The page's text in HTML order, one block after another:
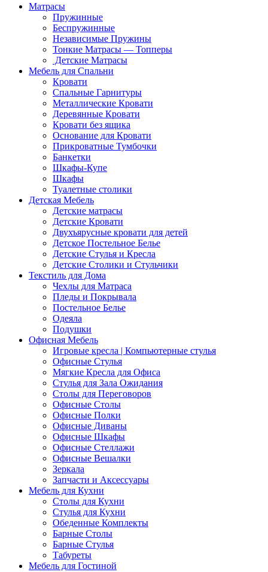
Матрасы
Пружинные
Беспружинные
Независимые Пружины
Тонкие Матрасы — Топперы
Детские Матрасы
Мебель для Спальни
Кровати
Спальные Гарнитуры
Металлические Кровати
Деревянные Кровати
Кровати без ящика
Основание для Кровати
Прикроватные Тумбочки
Банкетки
Шкафы-Купе
Шкафы
Туалетные столики
Детская Мебель
Детские матрасы
Детские Кровати
Двухъярусные кровати для детей
Детское Постельное Белье
Детские Стулья и Кресла
Детские Столики и Стульчики
Текстиль для Дома
Чехлы для Матраса
Пледы и Покрывала
Постельное Белье
Одеяла
Подушки
Офисная Мебель
Игровые кресла | Компьютерные стулья
Офисные Стулья
Мягкие Кресла для Офиса
Стулья для Зала Ожидания
Столы для Переговоров
Офисные Столы
Офисные Полки
Офисные Диваны
Офисные Шкафы
Офисные Стеллажи
Офисные Вешалки
Зеркала
Запчасти и Аксессуары
Мебель для Кухни
Столы для Кухни
Стулья для Кухни
Обеденные Комплекты
Барные Столы
Барные Стулья
Табуреты
Мебель для Гостиной